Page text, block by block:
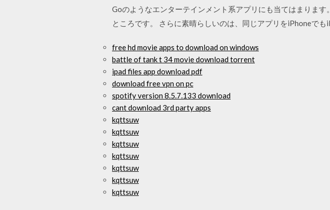
Goのようなエンターテインメント系アプリにも当てはまりま
ところです。 さらに素晴らしいのは、同じアプリをiPhoneでも
free hd movie apps to download on windows
battle of tank t 34 movie download torrent
ipad files app download pdf
download free vpn on pc
spotify version 8.5.7.133 download
cant download 3rd party apps
kqttsuw
kqttsuw
kqttsuw
kqttsuw
kqttsuw
kqttsuw
kqttsuw